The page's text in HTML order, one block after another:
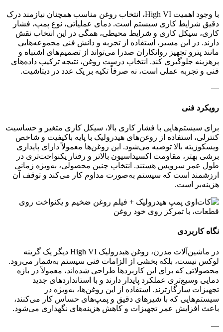
با وجود اهمیت High VI، انتخاب روغن مناسب همچنان نیازمند درک
دقیق شرایط کاری سیستم است. دمای عملیاتی، نوع پمپ، فشار
کاری، سیکل کاری و شرایط محیطی، همگی در این انتخاب نقش
دارند. در این مسیر، استفاده از تجربه و دانش فنی مجموعه‌هایی
مانند پترو تجهیز روانکاران صدرا می‌تواند از تصمیم‌های اشتباه و
پرهزینه جلوگیری کند. انتخاب درست روغن، نتیجه ترکیب داده‌های
فنی و تجربه عملی است، نه صرفاً تکیه بر یک عدد در دیتاشیت.
—
رویکرد فنی
برای سیستم‌هایی با فشار کاری بالا، سیکل کاری متغیر و حساسیت
کنترلی، استفاده از روغن‌های هیدرولیک با پایه باکیفیت و شاخص
ویسکوزیته بالا توصیه می‌شود. این روغن‌ها معمولاً دارای پایداری
برشی بهتر، مقاومت اکسیداسیون بالاتر و رفتار یکنواخت‌تری در
طول عمر سرویس هستند. انتخاب چنین محصولی، به‌ویژه زمانی
ارزشمند است که سیستم به‌صورت مداوم کار می‌کند و توقف آن
هزینه‌بر است.
نگاه کاربردی
در ماشین‌آلات مدرن، روغن هیدرولیک High VI دیگر یک گزینه
لوکس نیست، بلکه بخشی از الزامات فنی سیستم به‌شمار می‌رود.
محصولاتی که برای این کاربردها طراحی شده‌اند، معمولاً در بازه
دمایی وسیع‌تری عملکرد پایدار دارند و با استانداردهای جدید
تجهیزات سازگارترند. استفاده از این روغن‌ها، به‌ویژه در
سیستم‌هایی که با شیرهای دقیق و پمپ‌های حساس کار می‌کنند،
باعث افزایش عمر تجهیزات و کاهش هزینه‌های نگهداری می‌شود.
—